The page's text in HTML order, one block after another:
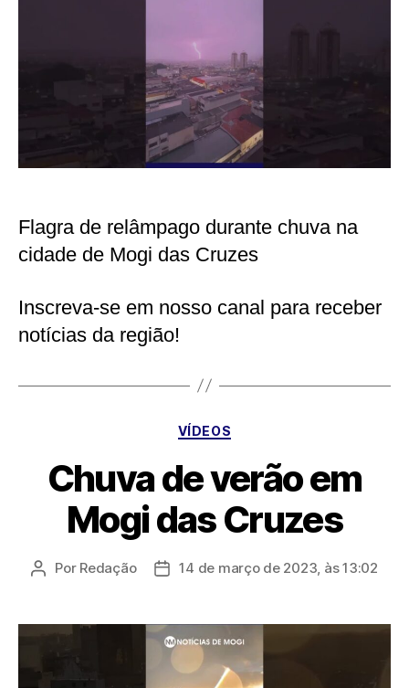
Flagra de relâmpago durante chuva na
cidade de Mogi das Cruzes
Inscreva-se em nosso canal para receber
notícias da região!
Categorias
VÍDEOS
Chuva de verão em
Mogi das Cruzes
Autor
Por Redação
Data14 de março de 2023, às 13:02